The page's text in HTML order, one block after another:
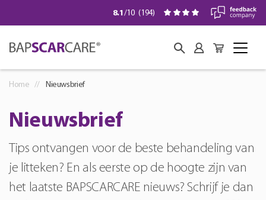
8.1/10 (194)
Home Nieuwsbrief
Nieuwsbrief
Tips ontvangen voor de beste behandeling van
je litteken? En als eerste op de hoogte zijn van
het laatste BAPSCARCARE nieuws? Schrijf je dan